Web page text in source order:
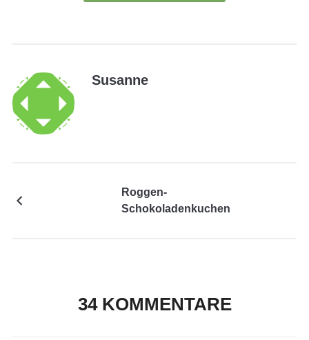
Susanne
Roggen-
Schokoladenkuchen
34 KOMMENTARE